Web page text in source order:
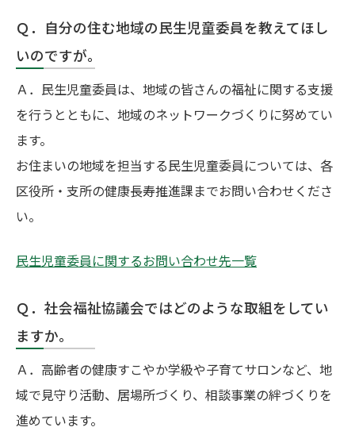
Ｑ．自分の住む地域の民生児童委員を教えてほし
いのですが。
Ａ．民生児童委員は、地域の皆さんの福祉に関する支援
を行うとともに、地域のネットワークづくりに努めてい
ます。
お住まいの地域を担当する民生児童委員については、各
区役所・支所の健康長寿推進課までお問い合わせくださ
い。
民生児童委員に関するお問い合わせ先一覧
Ｑ．社会福祉協議会ではどのような取組をしてい
ますか。
Ａ．高齢者の健康すこやか学級や子育てサロンなど、地
域で見守り活動、居場所づくり、相談事業の絆づくりを
進めています。